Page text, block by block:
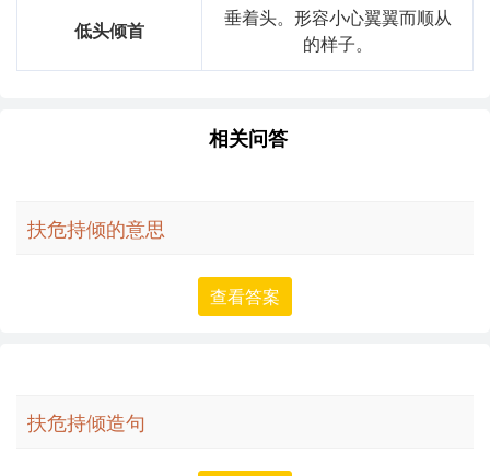
低头倾首
垂着头。形容小心翼翼而顺从
的样子。
相关问答
扶危持倾的意思
查看答案
扶危持倾造句